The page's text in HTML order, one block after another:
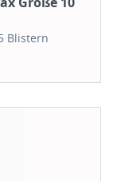
Blistern